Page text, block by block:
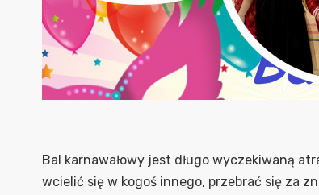
Bal karnawałowy jest długo wyczekiwaną
wcielić się w kogoś innego, przebrać się za